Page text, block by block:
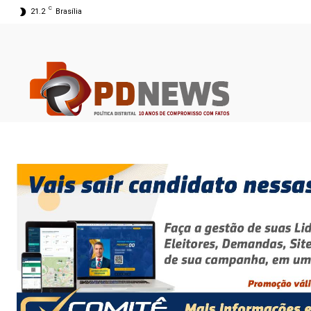
21.2 C Brasília